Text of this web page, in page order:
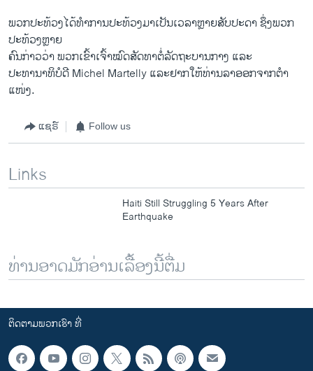
ພວກ​ປະ​ທ້ວງ​ໄດ້ທຳ​ການ​ປະ​ທ້ວງ​ມາ​ເປັນ​ເວລາ​ຫຼາຍ​ສັບປະດາ ຊຶ່ງ​ພວກ​
ປະ​ທ້ວງ​ຫຼາຍ​
ຄົນ​ກ່າວ​ວ່າ ພວກ​ເຂົ້າ​ເຈົ້າໝົດ​ສັດທາ​ຕໍ່​ລັດຖະບານ​ກາງ ​ແລະ​
ປະທານາທິບໍດີ Michel Martelly ​ແລະ​ຢາກ​ໃຫ້​ທ່າ​ນລາ​ອອກ​ຈາກ​ຕຳ​
ແໜ່​ງ.​
ແຊຣ໌ Follow us
Links
Haiti Still Struggling 5 Years After
Earthquake
ທ່ານອາດມັກອ່ານເລື້ອງນີ້ຕື່ມ
ຕິດຕາມພວກເຮົາ ທີ່